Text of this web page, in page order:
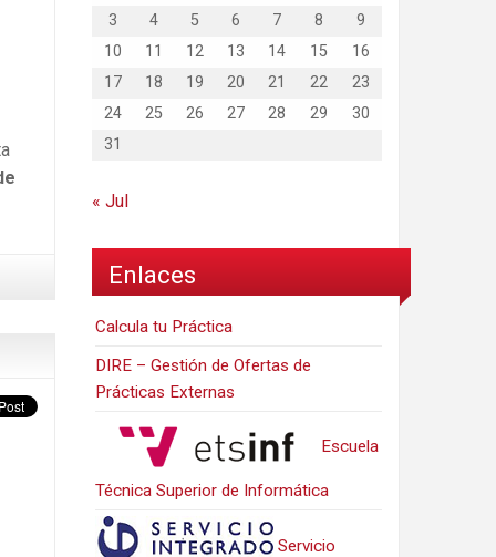
3
4 5 6 7 8
9
10
11 12 13 14 15
16
17
18 19 20 21 22
23
24
25 26 27 28 29
30
31
« Jul
Enlaces
Calcula tu Práctica
DIRE – Gestión de Ofertas de
Prácticas Externas
Escuela
Técnica Superior de Informática
Servicio